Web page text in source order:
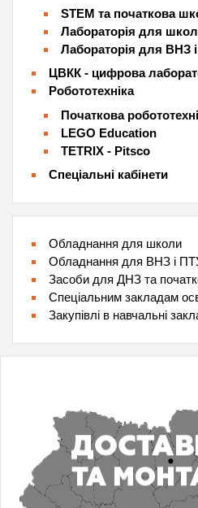
STEM та початкова
Лабораторія для
Лабораторія для ВНЗ
ЦВКК - цифрова
Робототехніка
Початкова
LEGO Education
TETRIX - Pitsco
Спеціальні кабінети
Обладнання для школи
Обладнання для ВНЗ і
Засоби для ДНЗ та
Спеціальним закладам
Закупівлі в навчальні